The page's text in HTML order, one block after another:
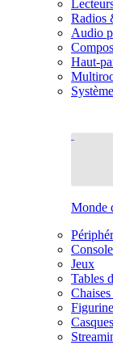
Radios
Audio
Haut-
Monde
Jeux
Tables